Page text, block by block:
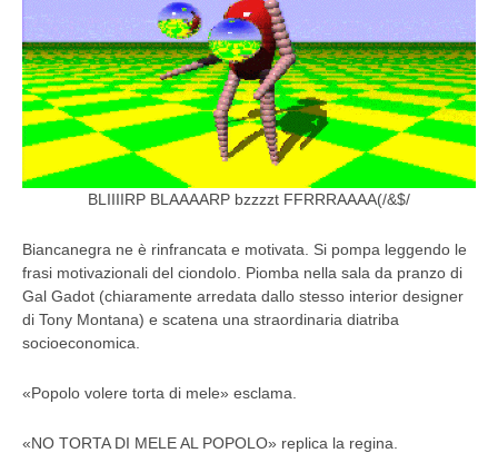
BLIIIIRP BLAAAARP bzzzzt FFRRRAAAA(/&$/
Biancanegra ne è rinfrancata e motivata. Si pompa leggendo le
frasi motivazionali del ciondolo. Piomba nella sala da pranzo di
Gal Gadot (chiaramente arredata dallo stesso interior designer
di Tony Montana) e scatena una straordinaria diatriba
socioeconomica.
«Popolo volere torta di mele» esclama.
«NO TORTA DI MELE AL POPOLO» replica la regina.